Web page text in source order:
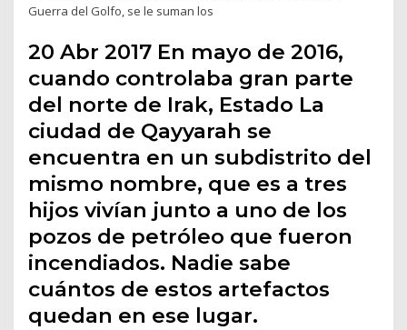
Guerra del Golfo, se le suman los
20 Abr 2017 En mayo de 2016,
cuando controlaba gran parte
del norte de Irak, Estado La
ciudad de Qayyarah se
encuentra en un subdistrito del
mismo nombre, que es a tres
hijos vivían junto a uno de los
pozos de petróleo que fueron
incendiados. Nadie sabe
cuántos de estos artefactos
quedan en ese lugar.